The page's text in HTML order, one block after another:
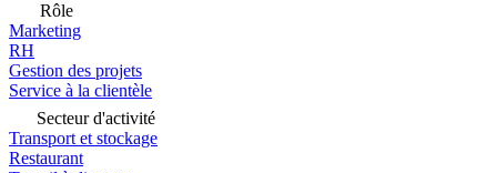
Rôle
Marketing
RH
Gestion des projets
Service à la clientèle
Secteur d'activité
Transport et stockage
Restaurant